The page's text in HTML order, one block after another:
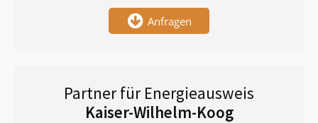
Anfragen
Partner für Energieausweis
Kaiser-Wilhelm-Koog